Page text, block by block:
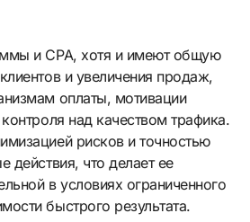
и CPA, хотя и имеют общую
и увеличения продаж,
оплаты, мотивации
над качеством трафика.
рисков и точностью
действия, что делает ее
в условиях ограниченного
быстрого результата.